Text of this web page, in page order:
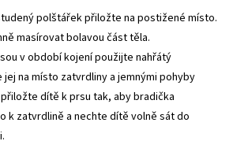
polštářek přiložte na postižené místo.
masírovat bolavou část těla.
v období kojení použijte nahřátý
na místo zatvrdliny a jemnými pohyby
dítě k prsu tak, aby bradička
k zatvrdlině a nechte dítě volně sát do